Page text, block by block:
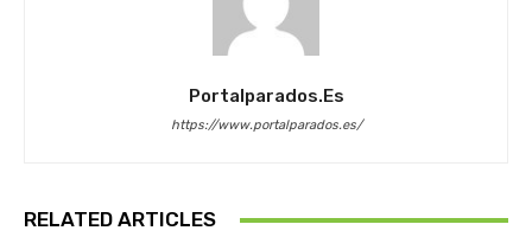
Portalparados.es
https://www.portalparados.es/
RELATED ARTICLES